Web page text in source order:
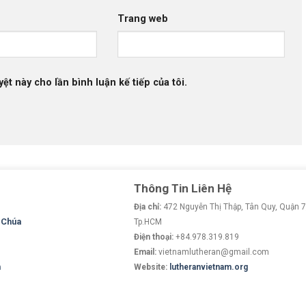
Trang web
này cho lần bình luận kế tiếp của tôi.
Thông Tin Liên Hệ
Địa chỉ: 472 Nguyễn Thị Thập, Tân Quy, Quận 7,
Tp.HCM
Điện thoại: +84.978.319.819
Email: vietnamlutheran@gmail.com
Website: lutheranvietnam.org